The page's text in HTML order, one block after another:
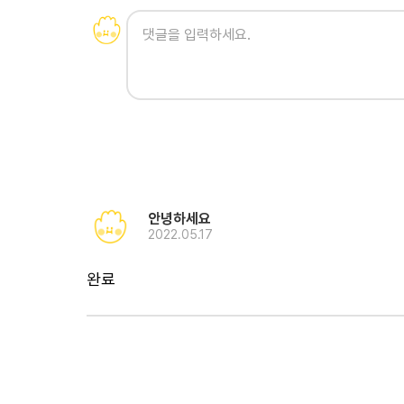
안녕하세요
2022.05.17
완료